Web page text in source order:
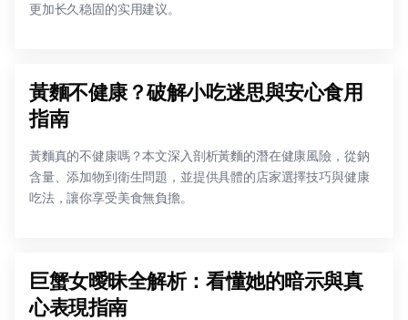
更加长久稳固的实用建议。
黃麵不健康？破解小吃迷思與安心食用
指南
黃麵真的不健康嗎？本文深入剖析黃麵的潛在健康風險，從鈉
含量、添加物到衛生問題，並提供具體的店家選擇技巧與健康
吃法，讓你享受美食無負擔。
巨蟹女曖昧全解析：看懂她的暗示與真
心表現指南